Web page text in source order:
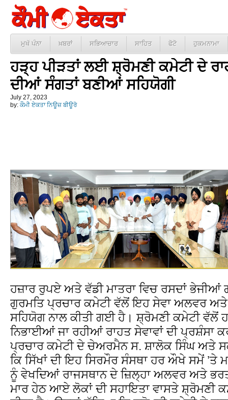
ਮੁਖੱ ਪੰਨਾ ਖ਼ਬਰਾਂ ਸਭਿਆਚਾਰ ਸਾਹਿਤ ਫੋਟੋ ਹੁਕਮਨਾਮਾ
ਹੜ੍ਹ ਪੀੜਤਾਂ ਲਈ ਸ਼੍ਰੋਮਣੀ ਕਮੇਟੀ ਦੇ
ਦੀਆਂ ਸੰਗਤਾਂ ਬਣੀਆਂ ਸਹਿਯੋਗੀ
July 27, 2023
by: ਕੌਮੀ ਏਕਤਾ ਨਿਊਜ਼ ਬੀਊਰੋ
ਹਜ਼ਾਰ ਰੁਪਏ ਅਤੇ ਵੱਡੀ ਮਾਤਰਾ ਵਿਚ ਰਸਦਾਂ
ਗੁਰਮਤਿ ਪ੍ਰਚਾਰ ਕਮੇਟੀ ਵੱਲੋਂ ਇਹ ਸੇਵਾ ਅਲਵਰ
ਸਹਿਯੋਗ ਨਾਲ ਕੀਤੀ ਗਈ ਹੈ। ਸ਼੍ਰੋਮਣੀ ਕਮੇਟੀ ਵੱਲੋਂ
ਨਿਭਾਈਆਂ ਜਾ ਰਹੀਆਂ ਰਾਹਤ ਸੇਵਾਵਾਂ ਦੀ ਪ੍ਰਸ਼ੰਸਾ
ਪ੍ਰਚਾਰ ਕਮੇਟੀ ਦੇ ਚੇਅਰਮੈਨ ਸ. ਸ਼ਾਲੋਕ ਸਿੰਘ ਅਤੇ
ਕਿ ਸਿੱਖਾਂ ਦੀ ਇਹ ਸਿਰਮੌਰ ਸੰਸਥਾ ਹਰ ਔਖੇ ਸਮੇਂ ’ਤੇ
ਨੂੰ ਵੇਖਦਿਆਂ ਰਾਜਸਥਾਨ ਦੇ ਜ਼ਿਲ੍ਹਾ ਅਲਵਰ ਅਤੇ
ਮਾਰ ਹੇਠ ਆਏ ਲੋਕਾਂ ਦੀ ਸਹਾਇਤਾ ਵਾਸਤੇ ਸ਼੍ਰੋਮਣੀ